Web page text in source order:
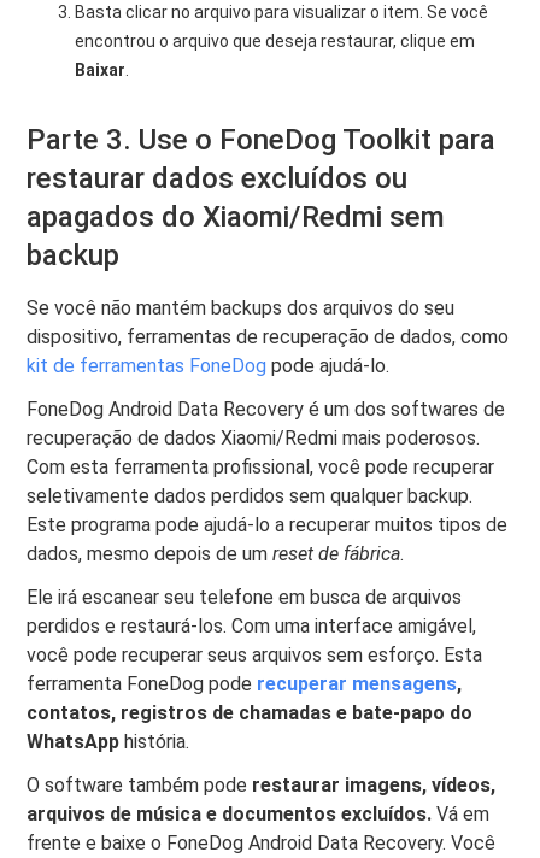
Basta clicar no arquivo para visualizar o item. Se você
encontrou o arquivo que deseja restaurar, clique em
Baixar
Parte 3. Use o FoneDog Toolkit para
restaurar dados excluídos ou
apagados do Xiaomi/Redmi sem
backup
Se você não mantém backups dos arquivos do seu
dispositivo, ferramentas de recuperação de dados, como
kit de ferramentas FoneDog pode ajudá-lo.
FoneDog Android Data Recovery é um dos softwares de
recuperação de dados Xiaomi/Redmi mais poderosos.
Com esta ferramenta profissional, você pode recuperar
seletivamente dados perdidos sem qualquer backup.
Este programa pode ajudá-lo a recuperar muitos tipos de
dados, mesmo depois de umreset de fábrica.
Ele irá escanear seu telefone em busca de arquivos
perdidos e restaurá-los. Com uma interface amigável,
você pode recuperar seus arquivos sem esforço. Esta
ferramenta FoneDog pode recuperar mensagens,
contatos, registros de chamadas e bate-papo do
WhatsApp história.
O software também pode restaurar imagens, vídeos,
arquivos de música e documentos excluídos.Vá em
frente e baixe o FoneDog Android Data Recovery. Você